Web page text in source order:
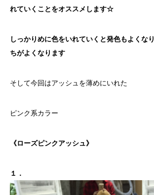
れていくことをオススメします☆
しっかりめに色をいれていくと発色もよくなり
ちがよくなります
そして今回はアッシュを薄めにいれた
ピンク系カラー
《ローズピンクアッシュ》
１．